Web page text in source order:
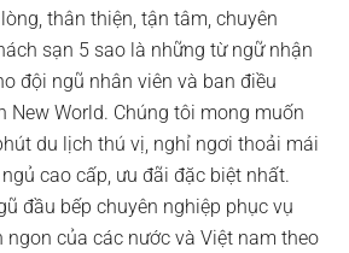
thân thiện, tận tâm, chuyên
sạn 5 sao là những từ ngữ nhận
đội ngũ nhân viên và ban điều
New World. Chúng tôi mong muốn
du lịch thú vị, nghỉ ngơi thoải mái
cao cấp, ưu đãi đặc biệt nhất.
đầu bếp chuyên nghiệp phục vụ
của các nước và Việt nam theo